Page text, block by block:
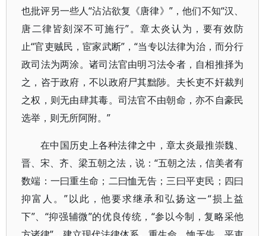
也批评另一些人“沾沾欲复《唐律》”，他们不知“汉、
唐二律皆刻深不可施行”。章太炎认为，要有效防
止“官吏贼民，宦家武断”，“当专以法律为治，而分行
政司法为两涂。诸司法官由明习法令者，自相推择为
之，咨于政府，不以政府尸其黜陟。夫长吏不奸裁判
之权，则无由肆其毒。司法官不由朝命，亦不自豪民
选举，则无所阿附。”
在中国历史上各种法律之中，章太炎最推崇魏、
晋、宋、齐、梁五朝之法，说：“五朝之法，信美者有
数端：一曰重生命；二曰恤无告；三曰平吏民；四曰
抑富人。”以此，他要求继承和弘扬这一“损上益
下”、“抑强辅微”的优良传统，“参以今制，复略采他